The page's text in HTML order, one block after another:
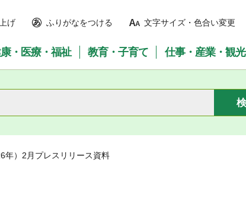
げ ふりがなをつける 文字サイズ・色合い変更
・医療・福祉 教育・子育て 仕事・産業・観光
年）2月プレスリリース資料